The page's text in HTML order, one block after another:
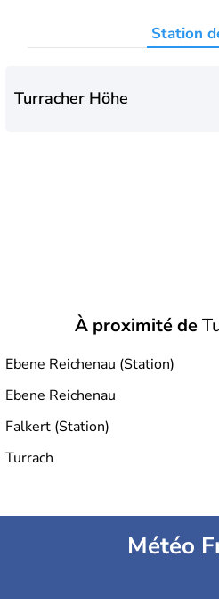
Station
Turracher Höhe
À proximité de
Ebene Reichenau (Station)
Ebene Reichenau
Falkert (Station)
Turrach
Météo